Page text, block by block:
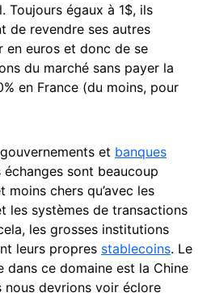
Toujours égaux à 1$, ils
de revendre ses autres
euros et donc de se
du marché sans payer la
en France (du moins, pour
et banques
sont beaucoup
chers qu’avec les
les systèmes de transactions
les grosses institutions
leurs propres stablecoins. Le
dans ce domaine est la Chine
nous devrions voir éclore